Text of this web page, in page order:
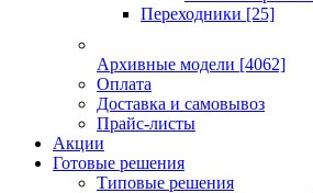
Переходники [25]
Архивные модели [4062]
Оплата
Доставка и самовывоз
Прайс-листы
Акции
Готовые решения
Типовые решения